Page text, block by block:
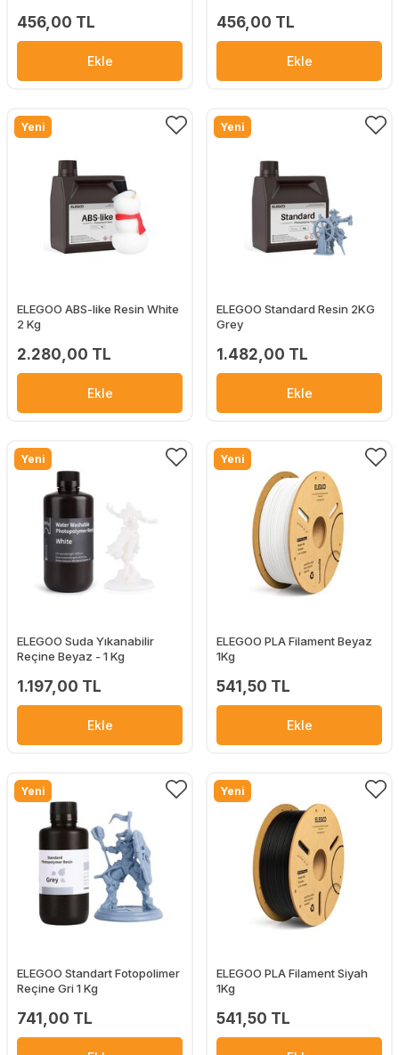
456,00 TL
Ekle
456,00 TL
Ekle
Yeni
ELEGOO ABS-like Resin White
2 Kg
2.280,00 TL
Ekle
Yeni
ELEGOO Standard Resin 2KG
Grey
1.482,00 TL
Ekle
Yeni
ELEGOO Suda Yıkanabilir
Reçine Beyaz - 1 Kg
1.197,00 TL
Ekle
Yeni
ELEGOO PLA Filament Beyaz
1Kg
541,50 TL
Ekle
Yeni
ELEGOO Standart Fotopolimer
Reçine Gri 1 Kg
741,00 TL
Yeni
ELEGOO PLA Filament Siyah
1Kg
541,50 TL